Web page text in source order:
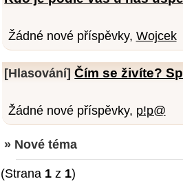
Žádné nové příspěvky, Wojcek
[Hlasování] Čím se živíte?
Žádné nové příspěvky, p!p@
» Nové téma
(Strana 1 z 1)